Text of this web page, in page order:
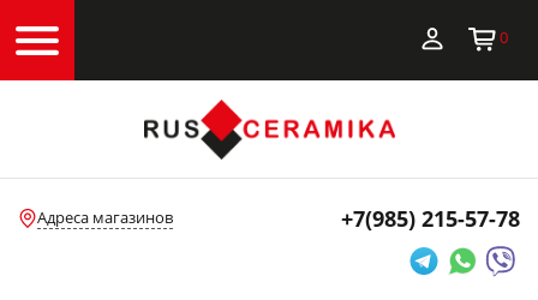
0
Адреса магазинов +7(985) 215-57-78